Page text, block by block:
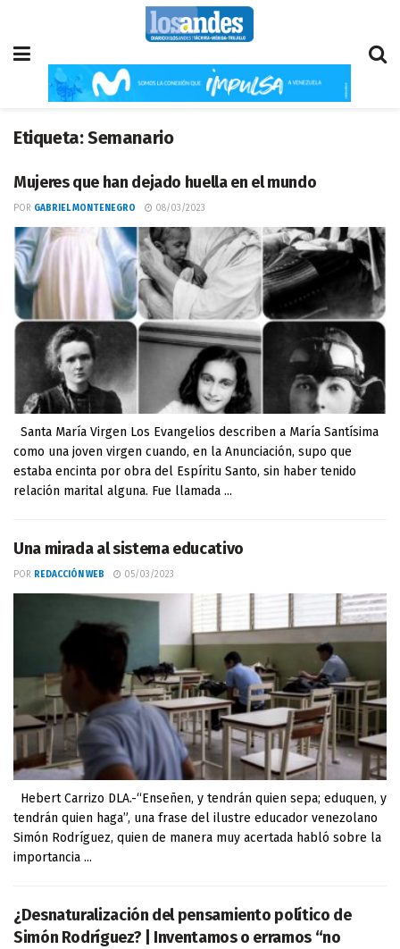
Etiqueta:Semanario
Mujeres que han dejado huella en el mundo
POR GABRIEL MONTENEGRO 08/03/2023
Santa María Virgen Los Evangelios describen a María Santísima
como una joven virgen cuando, en la Anunciación, supo que
estaba encinta por obra del Espíritu Santo, sin haber tenido
relación marital alguna. Fue llamada ...
Una mirada al sistema educativo
POR REDACCIÓN WEB 05/03/2023
Hebert Carrizo DLA.-“Enseñen, y tendrán quien sepa; eduquen, y
tendrán quien haga”, una frase del ilustre educador venezolano
Simón Rodríguez, quien de manera muy acertada habló sobre la
importancia ...
¿Desnaturalización del pensamiento político de
Simón Rodríguez? | Inventamos o erramos “no